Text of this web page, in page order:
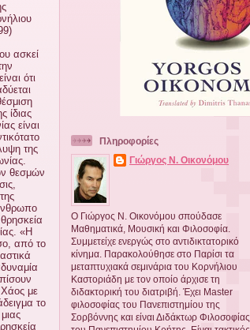
ασκεί
ότι
ίδιας
είναι
της
θεσμών
«Η
από το
με
το
Πληροφορίες
Γιώργος Ν. Οικονόμου
O Γιώργος Ν. Οικονόμου σπούδασε
Μαθηματικά, Μουσική και Φιλοσοφία.
Συμμετείχε ενεργώς στο αντιδικτατορικό
κίνημα. Παρακολούθησε στο Παρίσι τα
μεταπτυχιακά σεμινάρια του Κορνήλιου
Καστοριάδη με τον οποίο άρχισε τη
διδακτορική του διατριβή. Έχει Master
φιλοσοφίας του Πανεπιστημίου της
Σορβόννης και είναι Διδάκτωρ Φιλοσοφίας